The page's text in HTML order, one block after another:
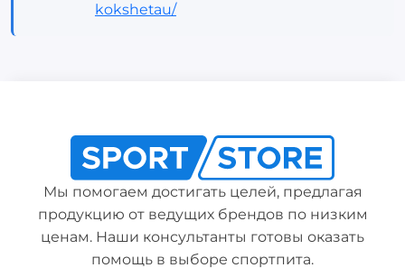
kokshetau/
Мы помогаем достигать целей, предлагая
продукцию от ведущих брендов по низким
ценам. Наши консультанты готовы оказать
помощь в выборе спортпита.